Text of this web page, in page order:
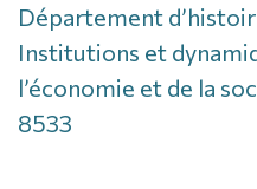
Département
Institutions et
l’économie et de la
8533